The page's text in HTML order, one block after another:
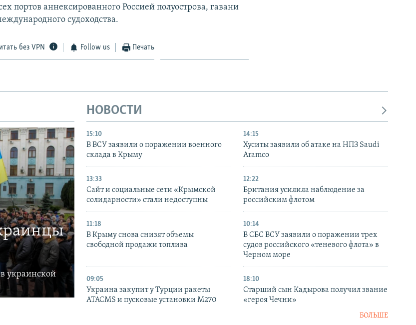
портов аннексированного Россией полуострова, гавани
судоходства.
без VPN Follow us Печать
украинской
НОВОСТИ
15:10
В ВСУ заявили о поражении военного
склада в Крыму
14:15
Хуситы заявили об атаке на НПЗ Saudi
Aramco
13:33
Сайт и социальные сети «Крымской
солидарности» стали недоступны
12:22
Британия усилила наблюдение за
российским флотом
11:18
В Крыму снова снизят объемы
свободной продажи топлива
10:14
В СБС ВСУ заявили о поражении трех
судов российского «теневого флота» в
Черном море
09:05
Украина закупит у Турции ракеты
ATACMS и пусковые установки M270
18:10
Старший сын Кадырова получил звание
«героя Чечни»
БОЛЬШЕ